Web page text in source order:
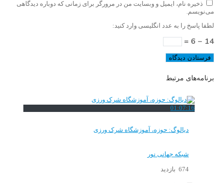
ذخیره نام، ایمیل و وبسایت من در مرورگر برای زمانی که دوباره دیدگاهی
می‌نویسم.
لطفا پاسخ را به عدد انگلیسی وارد کنید:
14 − 6 =
برنامه‌های مرتبط
01:07:16
دیالوگ: حوزه، آموزشگاه شرک ورزی
شبکه جهانی نور
674 بازدید